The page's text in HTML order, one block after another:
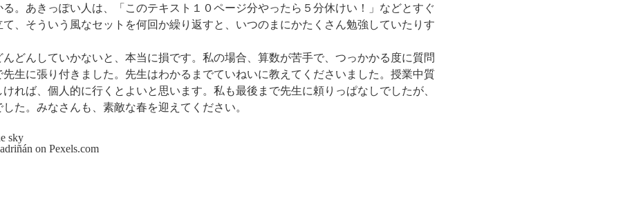
る。あきっぽい人は、「このテキスト１０ページ分やったら５分休けい！」などとすぐ
、そういう風なセットを何回か繰り返すと、いつのまにかたくさん勉強していたりす
どんしていかないと、本当に損です。私の場合、算数が苦手で、つっかかる度に質問
先生に張り付きました。先生はわかるまでていねいに教えてくださいました。授業中質
れば、個人的に行くとよいと思います。私も最後まで先生に頼りっぱなしでしたが、
た。みなさんも、素敵な春を迎えてください。
on Pexels.com